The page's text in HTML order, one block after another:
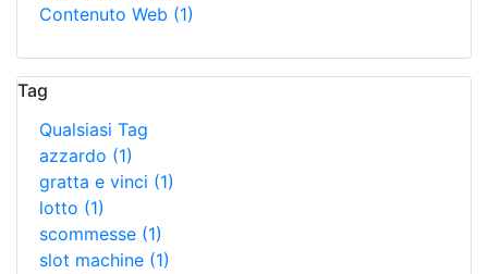
Contenuto Web (1)
Tag
Qualsiasi Tag
azzardo (1)
gratta e vinci (1)
lotto (1)
scommesse (1)
slot machine (1)